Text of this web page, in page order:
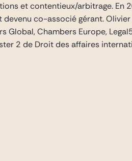
et contentieux/arbitrage. En
co-associé gérant.
Chambers Europe,
2 de Droit des affaires